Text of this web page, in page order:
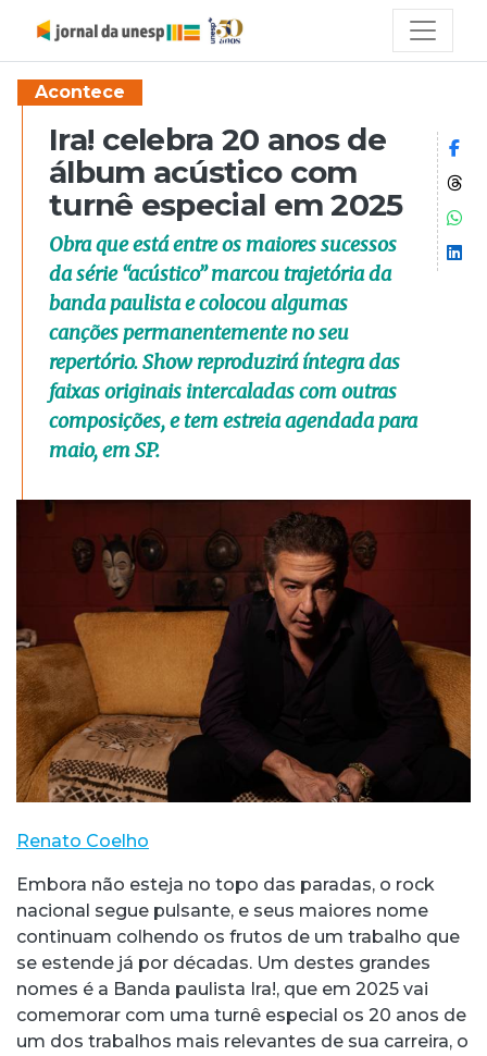
Acontece
Ira! celebra 20 anos de
álbum acústico com
turnê especial em 2025
Obra que está entre os maiores sucessos
da série “acústico” marcou trajetória da
banda paulista e colocou algumas
canções permanentemente no seu
repertório. Show reproduzirá íntegra das
faixas originais intercaladas com outras
composições, e tem estreia agendada para
maio, em SP.
Renato Coelho
Embora não esteja no topo das paradas, o rock
nacional segue pulsante, e seus maiores nome
continuam colhendo os frutos de um trabalho que
se estende já por décadas. Um destes grandes
nomes é a Banda paulista Ira!, que em 2025 vai
comemorar com uma turnê especial os 20 anos de
um dos trabalhos mais relevantes de sua carreira, o